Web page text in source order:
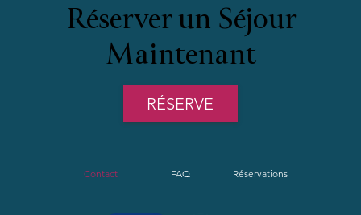
Réserver un Séjour
Maintenant
RÉSERVE
Contact FAQ Réservations